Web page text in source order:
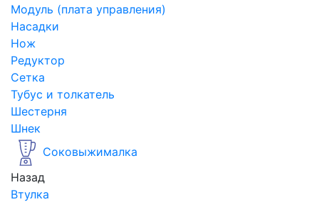
Модуль (плата управления)
Насадки
Нож
Редуктор
Сетка
Тубус и толкатель
Шестерня
Шнек
Соковыжималка
Назад
Втулка